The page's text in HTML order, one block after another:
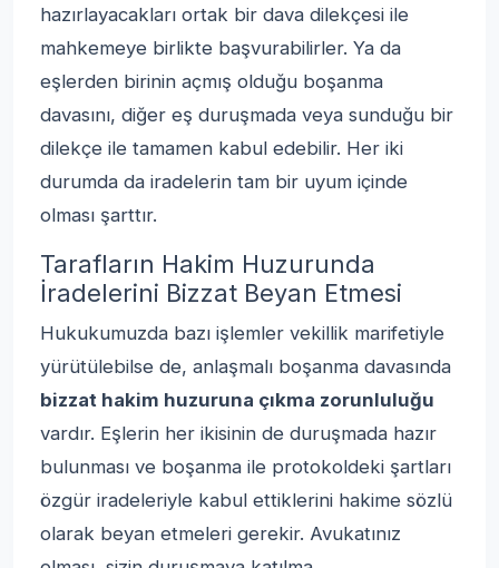
hazırlayacakları ortak bir dava dilekçesi ile
mahkemeye birlikte başvurabilirler. Ya da
eşlerden birinin açmış olduğu boşanma
davasını, diğer eş duruşmada veya sunduğu bir
dilekçe ile tamamen kabul edebilir. Her iki
durumda da iradelerin tam bir uyum içinde
olması şarttır.
Tarafların Hakim Huzurunda
İradelerini Bizzat Beyan Etmesi
Hukukumuzda bazı işlemler vekillik marifetiyle
yürütülebilse de, anlaşmalı boşanma davasında
bizzat hakim huzuruna çıkma zorunluluğu
vardır. Eşlerin her ikisinin de duruşmada hazır
bulunması ve boşanma ile protokoldeki şartları
özgür iradeleriyle kabul ettiklerini hakime sözlü
olarak beyan etmeleri gerekir. Avukatınız